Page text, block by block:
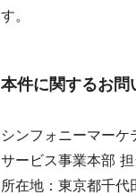
す。
本件に関するお問
シンフォニーマーケ
サービス事業本部
所在地：東京都千